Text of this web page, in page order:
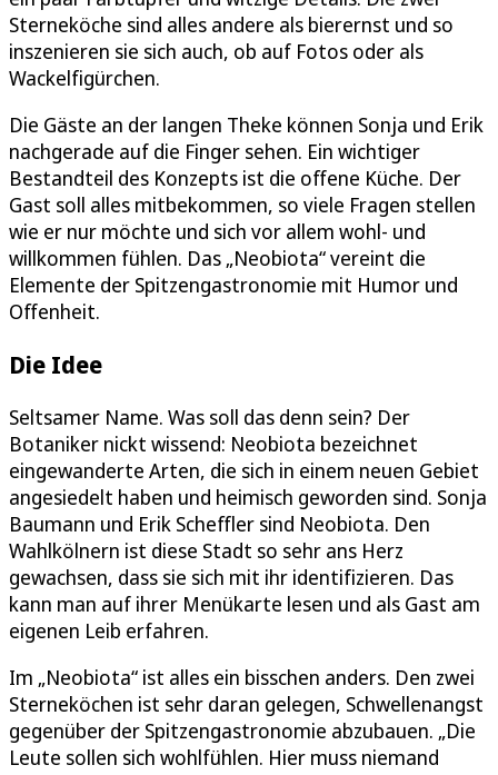
Sterneköche sind alles andere als bierernst und so
inszenieren sie sich auch, ob auf Fotos oder als
Wackelfigürchen.
Die Gäste an der langen Theke können Sonja und Erik
nachgerade auf die Finger sehen. Ein wichtiger
Bestandteil des Konzepts ist die offene Küche. Der
Gast soll alles mitbekommen, so viele Fragen stellen
wie er nur möchte und sich vor allem wohl- und
willkommen fühlen. Das „Neobiota“ vereint die
Elemente der Spitzengastronomie mit Humor und
Offenheit.
Die Idee
Seltsamer Name. Was soll das denn sein? Der
Botaniker nickt wissend: Neobiota bezeichnet
eingewanderte Arten, die sich in einem neuen Gebiet
angesiedelt haben und heimisch geworden sind. Sonja
Baumann und Erik Scheffler sind Neobiota. Den
Wahlkölnern ist diese Stadt so sehr ans Herz
gewachsen, dass sie sich mit ihr identifizieren. Das
kann man auf ihrer Menükarte lesen und als Gast am
eigenen Leib erfahren.
Im „Neobiota“ ist alles ein bisschen anders. Den zwei
Sterneköchen ist sehr daran gelegen, Schwellenangst
gegenüber der Spitzengastronomie abzubauen. „Die
Leute sollen sich wohlfühlen. Hier muss niemand